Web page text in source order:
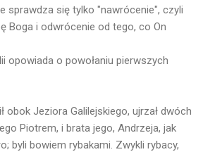
sprawdza się tylko "nawrócenie", czyli
Boga i odwrócenie od tego, co On
opowiada o powołaniu pierwszych
obok Jeziora Galilejskiego, ujrzał dwóch
Piotrem, i brata jego, Andrzeja, jak
byli bowiem rybakami. Zwykli rybacy,